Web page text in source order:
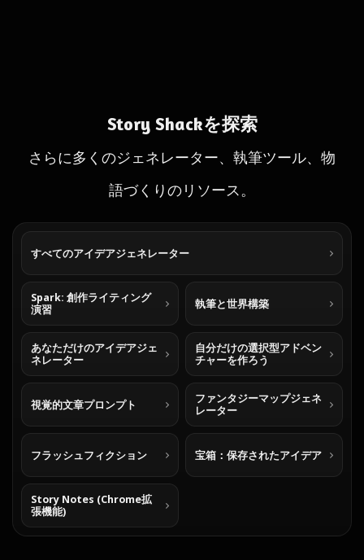
Story Shackを探索
さらに多くのジェネレーター、執筆ツール、物
語づくりのリソース。
すべてのアイデアジェネレーター
Spark: 創作ライティング
演習
執筆と世界構築
あなただけのアイデアジェ
ネレーター
自分だけの選択型アドベン
チャーを作ろう
視覚的文章プロンプト
ファンタジーマップジェネ
レーター
フラッシュフィクション 宝箱：保存されたアイデア
Story Notes (Chrome拡
張機能)